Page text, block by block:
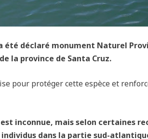
été déclaré monument Naturel
la province de Santa Cruz.
pour protéger cette espèce et
inconnue, mais selon certaines
dans la partie sud-